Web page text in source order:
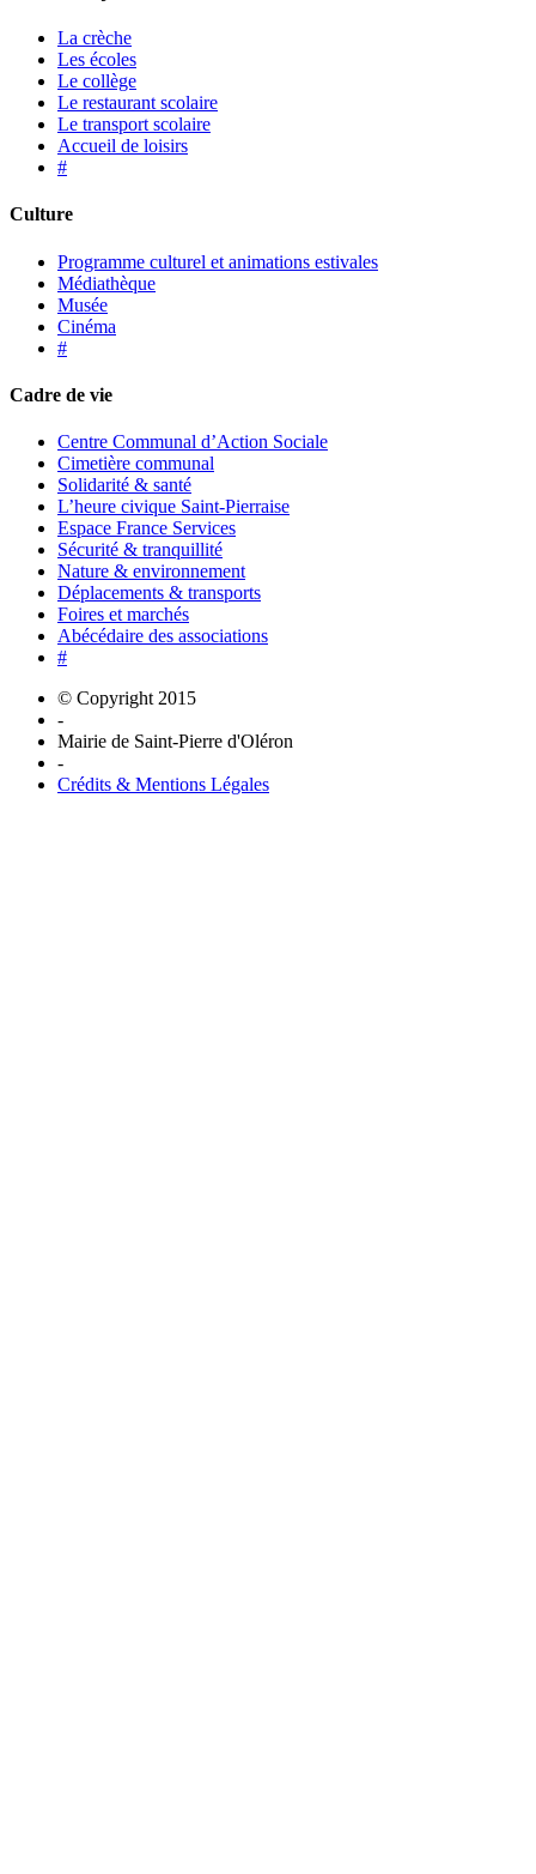
La crèche
Les écoles
Le collège
Le restaurant scolaire
Le transport scolaire
Accueil de loisirs
#
Culture
Programme culturel et animations estivales
Médiathèque
Musée
Cinéma
#
Cadre de vie
Centre Communal d’Action Sociale
Cimetière communal
Solidarité & santé
L’heure civique Saint-Pierraise
Espace France Services
Sécurité & tranquillité
Nature & environnement
Déplacements & transports
Foires et marchés
Abécédaire des associations
#
© Copyright 2015
-
Mairie de Saint-Pierre d'Oléron
-
Crédits & Mentions Légales